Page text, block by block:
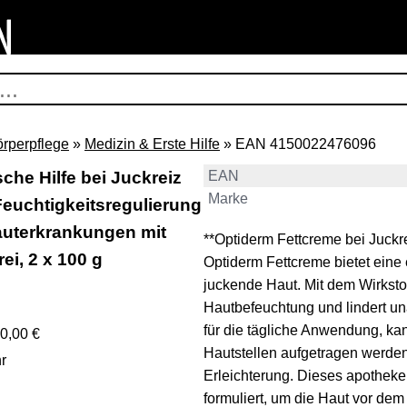
» Medizin & Erste Hilfe » EAN 4150022476096
Hilfe bei Juckreiz
mit
2 x 100 g
€
EAN
Marke
**Optiderm Fettcreme bei
Optiderm Fettcreme bietet
juckende Haut. Mit dem
Hautbefeuchtung und lindert
für die tägliche Anwendung,
Hautstellen aufgetragen
Erleichterung. Dieses
formuliert, um die Haut vor